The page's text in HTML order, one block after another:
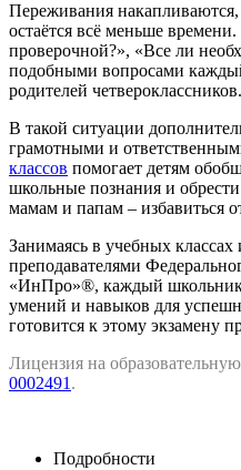
Переживания накапливаются,
остаётся всё меньше
проверочной?», «Все ли
подобными вопросами
родителей четвероклассников.
В такой ситуации
грамотными и
классов помогает детям
школьные познания и
мамам и папам – избавиться
Занимаясь в учебных
преподавателями
«ИнПро»®, каждый школьник
умений и навыков для
готовится к этому экзамену
Лицензия на образовательную
0002491 .
Подробности